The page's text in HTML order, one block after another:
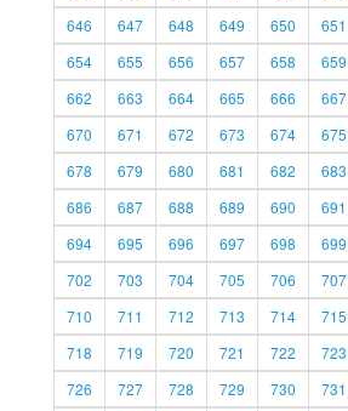
646
647 648 649 650 651
654
655 656 657 658 659
662
663 664 665 666 667
670
671 672 673 674 675
678
679 680 681 682 683
686
687 688 689 690 691
694
695 696 697 698 699
702
703 704 705 706 707
710
711 712 713 714 715
718
719 720 721 722 723
726
727 728 729 730 731